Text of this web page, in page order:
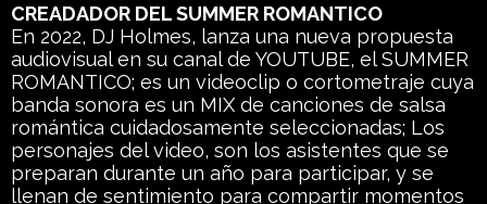
CREADADOR DEL SUMMER ROMANTICO
En 2022, DJ Holmes, lanza una nueva propuesta
audiovisual en su canal de YOUTUBE, el SUMMER
ROMANTICO; es un videoclip o cortometraje cuya
banda sonora es un MIX de canciones de salsa
romántica cuidadosamente seleccionadas; Los
personajes del video, son los asistentes que se
preparan durante un año para participar, y se
llenan de sentimiento para compartir momentos